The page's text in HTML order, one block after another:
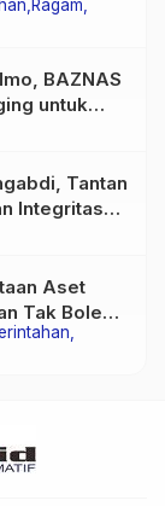
Ragam
BAZNAS
untuk
Tantan
Integritas
Aset
Tak Boleh